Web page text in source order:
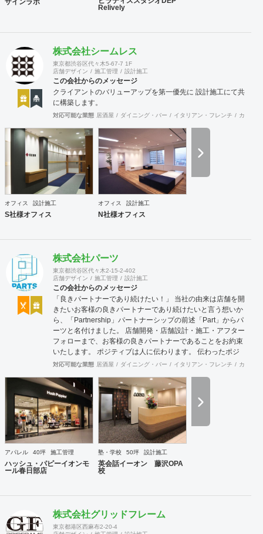
Relively
株式会社シームレス
東京都渋谷区代々木5-67-7 1F
店舗デザイン
施工管理 設計施工
この会社からのメッセージ
クライアントのバリューアップを第一優先に 設計施工にて共
に構築します。
対応可能な業態 居酒屋 ダイニング・バー イタリアン・フレンチ カフェ
オフィス 設計施工
S社様オフィス
オフィス 設計施工
N社様オフィス
株式会社パーツ
東京都渋谷区代々木2-15-2-402
店舗デザイン
施工管理 設計施工
この会社からのメッセージ
「良きパートナーであり続けたい！」 当社の由来は店舗を開
きたいお客様の良きパートナーであり続けたいと言う想いか
ら、「Partnership」パートナーシップの前述「Part」からパ
ーツと名付けました。 店舗開発・店舗設計・施工・アフター
フォローまで、お客様の良きパートナーであることをお約束
いたします。 ポジティブは人に伝わります。 伝わったポジ
ティブが幸せを呼び込み、呼び込んだ幸せが、さらに大きな
社ならではの実績をご確認下さい。 <a
href="https://www.partsinc.co.jp/">https://www.partsinc.co.jp/</a>
対応可能な業態 居酒屋 ダイニング・バー イタリアン・フレンチ カフェ
アパレル 40坪 施工管理
ハッシュ・パピーイオンモ
ール春日部店
塾・学校 50坪 設計施工
英会話イーオン 藤沢OPA
校
株式会社グリッドフレーム
東京都港区西麻布2-20-4